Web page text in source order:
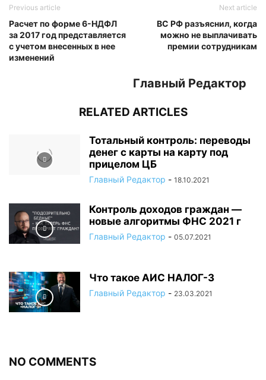
Previous article
Расчет по форме 6-НДФЛ
за 2017 год представляется
с учетом внесенных в нее
изменений
Next article
ВС РФ разъяснил, когда
можно не выплачивать
премии сотрудникам
Главный Редактор
RELATED ARTICLES
Тотальный контроль: переводы
денег с карты на карту под
прицелом ЦБ
Главный Редактор - 18.10.2021
Контроль доходов граждан —
новые алгоритмы ФНС 2021 г
Главный Редактор - 05.07.2021
Что такое АИС НАЛОГ-3
Главный Редактор - 23.03.2021
NO COMMENTS